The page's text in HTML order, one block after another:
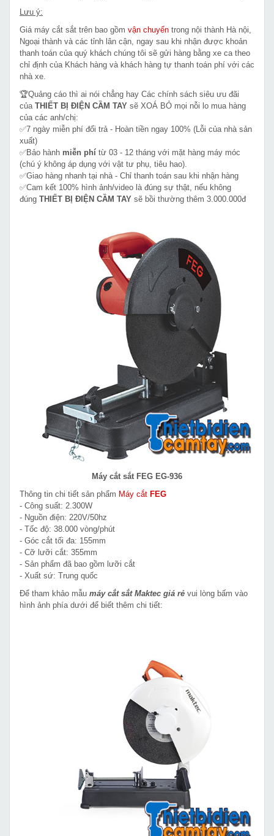
Lưu ý:
Giá máy cắt sắt trên bao gồm vận chuyển trong nội thành Hà nội,
Ngoại thành và các tỉnh lân cận, ngay sau khi nhận được khoản
thanh toán của quý khách chúng tôi sẽ gửi hàng bằng xe ca theo
chỉ định của Khách hàng và khách hàng tự thanh toán phí với các
nhà xe.
🏆Quảng cáo thì ai nói chẳng hay Các chính sách siêu ưu đãi
của THIẾT BỊ ĐIỆN CẦM TAY sẽ XOÁ BỎ mọi nỗi lo mua hàng
của các anh/chị:
✅7 ngày miễn phí đổi trả - Hoàn tiền ngay 100% (Lỗi của nhà sản
xuất)
✅Bảo hành miễn phí từ 03 - 12 tháng với mặt hàng máy móc
(chú ý không áp dụng với vật tư phụ, tiêu hao).
✅Giao hàng nhanh tại nhà - Chỉ thanh toán sau khi nhận hàng
✅Cam kết 100% hình ảnh/video là đúng sự thật, nếu không
đúng THIẾT BỊ ĐIỆN CẦM TAY sẽ bồi thường thêm 3.000.000đ
Máy cắt sắt FEG EG-936
Thông tin chi tiết sản phẩm Máy cắt FEG
- Công suất: 2.300W
- Nguồn điện: 220V/50hz
- Tốc độ: 38.000 vòng/phút
- Góc cắt tối đa: 155mm
- Cỡ lưỡi cắt: 355mm
- Sản phẩm đã bao gồm lưỡi cắt
- Xuất sứ: Trung quốc
Để tham khảo mẫu máy cắt sắt Maktec giá rẻ vui lòng bấm vào
hình ảnh phía dưới để biết thêm chi tiết: